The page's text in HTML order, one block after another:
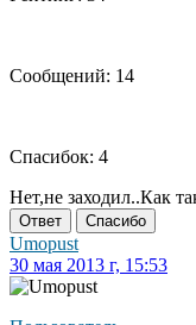
Сообщений: 14
Спасибок: 4
Нет,не заходил..Как
Ответ Спасибо
Umopust
30 мая 2013 г, 15:53